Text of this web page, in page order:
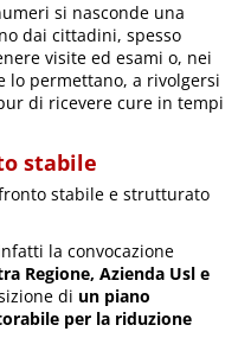
si nasconde una
dai cittadini, spesso
visite ed esami o, nei
lo permettano, a rivolgersi
di ricevere cure in tempi
stabile
stabile e strutturato
la convocazione
Regione, Azienda Usl e
di un piano
per la riduzione